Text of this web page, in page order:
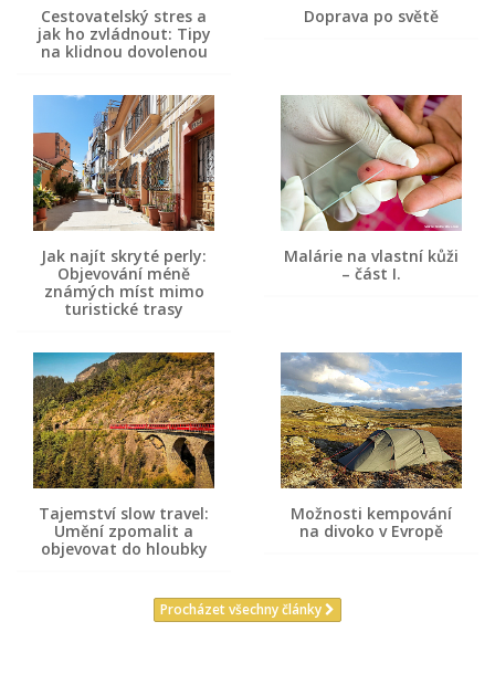
Cestovatelský stres a
jak ho zvládnout: Tipy
na klidnou dovolenou
Doprava po světě
Jak najít skryté perly:
Objevování méně
známých míst mimo
turistické trasy
Malárie na vlastní kůži
– část I.
Tajemství slow travel:
Umění zpomalit a
objevovat do hloubky
Možnosti kempování
na divoko v Evropě
Procházet všechny články